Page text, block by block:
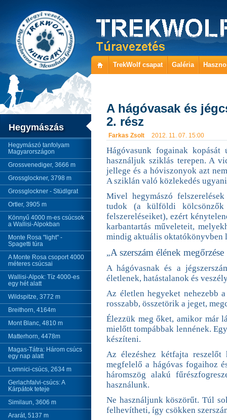
TrekWolf csapat Galéria
Hegymászás
Hegymászó tanfolyam
Magyarországon
Grossvenediger, 3666 m
Grossglockner, 3798 m
Grossglockner - Stüdlgrat
Ortler, 3905 m
Könnyű 4000 m-es csúcsok
a Wallisi-Alpokban
Monte Rosa "light" -
Spagetti túra
A Monte Rosa csoport 4000
méteres csúcsai
Wallisi-Alpok: Tíz 4000-es
egy hét alatt
Wildspitze, 3772 m
Breithorn, 4164m
Mont Blanc, 4810 m
Matterhorn, 4478m
Magas-Tátra: Három csúcs
egy nap alatt
Lomnici-csúcs, 2634 m
Gerlachfalvi-csúcs: A
Kárpátok teteje
Similaun, 3606 m
Ararát, 5137 m
A hágóvasak és
2. rész
Farkas Zsolt 2012. 11. 07. 15:00
Hágóvasunk fogainak
használjuk sziklás terepen. A
jellege és a hóviszonyok azt
A sziklán való közlekedés
Mivel hegymászó
tudok (a külföldi
felszereléseiket), ezért
karbantartás műveleteit,
mindig aktuális oktatókönyvben
„A szerszám élének megőrzése
A hágóvasnak és a
életlenek, hatástalanok és
Az életlen hegyeket nehezebb
rosszabb, összetörik a jeget,
Élezzük meg őket, amikor már
mielőtt tompábbak lennének.
készíteni.
Az élezéshez kétfajta reszelőt
megfelelő a hágóvas fogaihoz
háromszög alakú
használunk.
Ne használjunk köszörűt. Túl
felhevítheti, így csökken